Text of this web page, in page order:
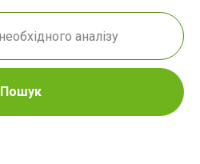
Пошук